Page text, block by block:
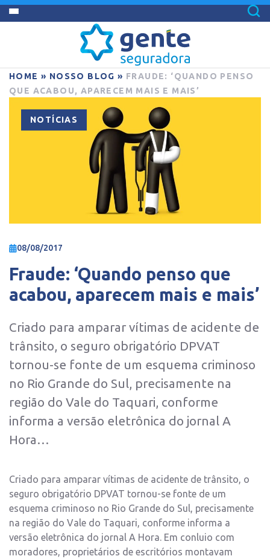
HOME » NOSSO BLOG » FRAUDE: ‘QUANDO PENSO
QUE ACABOU, APARECEM MAIS E MAIS’
NOTÍCIAS
08/08/2017
Fraude: ‘Quando penso que
acabou, aparecem mais e mais’
Criado para amparar vítimas de acidente de
trânsito, o seguro obrigatório DPVAT
tornou-se fonte de um esquema criminoso
no Rio Grande do Sul, precisamente na
região do Vale do Taquari, conforme
informa a versão eletrônica do jornal A
Hora…
Criado para amparar vítimas de acidente de trânsito, o
seguro obrigatório DPVAT tornou-se fonte de um
esquema criminoso no Rio Grande do Sul, precisamente
na região do Vale do Taquari, conforme informa a
versão eletrônica do jornal A Hora. Em conluio com
moradores, proprietários de escritórios montavam